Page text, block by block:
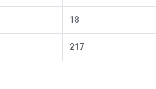
18
217